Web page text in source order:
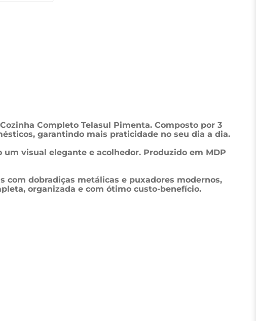
Completo Telasul Pimenta. Composto por 3
garantindo mais praticidade no seu dia a dia.
visual elegante e acolhedor. Produzido em MDP
dobradiças metálicas e puxadores modernos,
organizada e com ótimo custo-benefício.